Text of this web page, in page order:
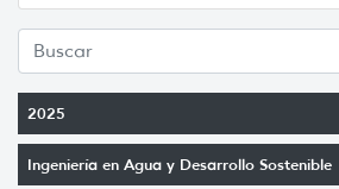
2025
Ingeniería en Agua y Desarrollo Sostenible